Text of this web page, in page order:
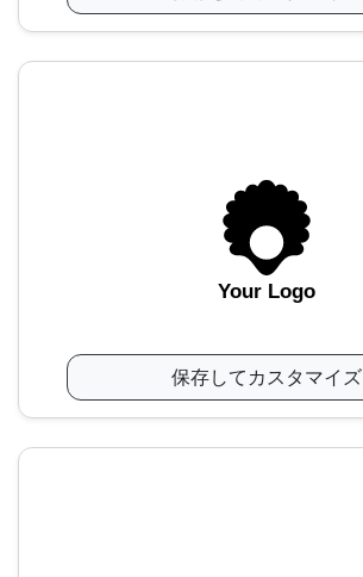
Your Logo
保存してカスタマイズ